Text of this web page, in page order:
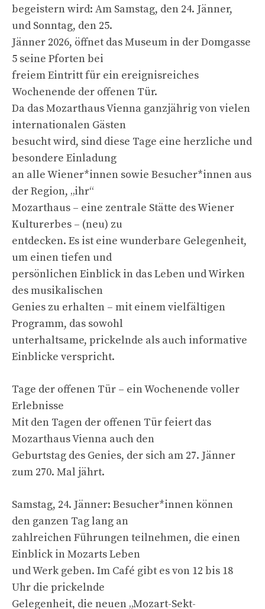
begeistern wird: Am Samstag, den 24. Jänner,
und Sonntag, den 25.
Jänner 2026, öffnet das Museum in der Domgasse
5 seine Pforten bei
freiem Eintritt für ein ereignisreiches
Wochenende der offenen Tür.
Da das Mozarthaus Vienna ganzjährig von vielen
internationalen Gästen
besucht wird, sind diese Tage eine herzliche und
besondere Einladung
an alle Wiener*innen sowie Besucher*innen aus
der Region, „ihr“
Mozarthaus – eine zentrale Stätte des Wiener
Kulturerbes – (neu) zu
entdecken. Es ist eine wunderbare Gelegenheit,
um einen tiefen und
persönlichen Einblick in das Leben und Wirken
des musikalischen
Genies zu erhalten – mit einem vielfältigen
Programm, das sowohl
unterhaltsame, prickelnde als auch informative
Einblicke verspricht.
Tage der offenen Tür – ein Wochenende voller
Erlebnisse
Mit den Tagen der offenen Tür feiert das
Mozarthaus Vienna auch den
Geburtstag des Genies, der sich am 27. Jänner
zum 270. Mal jährt.
Samstag, 24. Jänner: Besucher*innen können
den ganzen Tag lang an
zahlreichen Führungen teilnehmen, die einen
Einblick in Mozarts Leben
und Werk geben. Im Café gibt es von 12 bis 18
Uhr die prickelnde
Gelegenheit, die neuen „Mozart-Sekt-